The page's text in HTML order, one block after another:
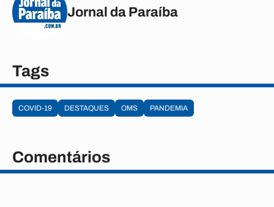
Jornal da Paraíba
Tags
COVID-19 DESTAQUES OMS PANDEMIA
Comentários